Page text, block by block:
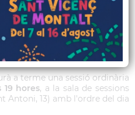
del
2025
a terme una sessió ordinària
hores, a la sala de sessions
Antoni, 13) amb l'ordre del dia